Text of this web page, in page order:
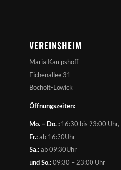
VEREINSHEIM
Maria Kampshoff
Eichenallee 31
Bocholt-Lowick
Öffnungszeiten:
Mo. – Do. : 16:30 bis 23:00 Uhr,
Fr.:ab 16:30Uhr
Sa.:ab 09:30Uhr
und So.:09:30 – 23:00 Uhr